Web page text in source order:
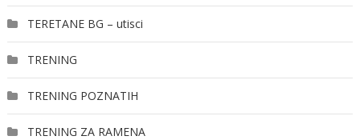
TERETANE BG – utisci
TRENING
TRENING POZNATIH
TRENING ZA RAMENA